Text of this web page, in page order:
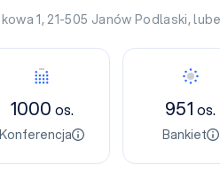
1, 21-505 Janów Podlaski,
1000os.
Konferencja
951os.
Bankiet